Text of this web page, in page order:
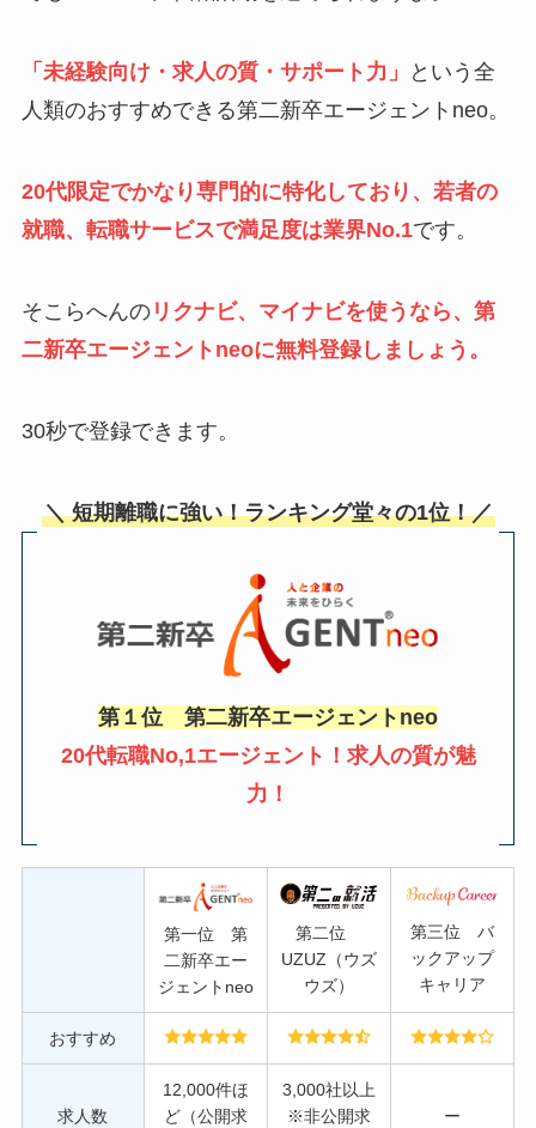
「未経験向け・求人の質・サポート力」
という全
人類のおすすめできる第二新卒エージェントneo。
20代限定でかなり専門的に特化しており、若者の
就職、転職サービスで満足度は業界No.1です。
そこらへんのリクナビ、マイナビを使うなら、第
二新卒エージェントneoに無料登録しましょう。
30秒で登録できます。
＼ 短期離職に強い！ランキング堂々の1位！／
第１位 第二新卒エージェントneo
20代転職No,1エージェント！求人の質が魅
力！
第一位 第
二新卒エー
ジェントneo
第二位
UZUZ（ウズ
ウズ）
第三位 バ
ックアップ
キャリア
おすすめ
求人数
12,000件ほ
ど（公開求
3,000社以上
※非公開求
ー